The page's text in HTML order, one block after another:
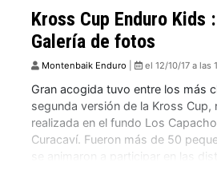
Kross Cup Enduro Kids
Galería de fotos
Montenbaik Enduro el 12/10/17 a las
Gran acogida tuvo entre los más
segunda versión de la Kross Cup,
realizada en el fundo Los
Curacaví. Fueron más de 50
se animaron a participar en las